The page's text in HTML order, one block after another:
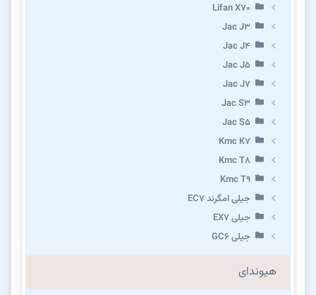
Lifan X70
Jac J3
Jac J4
Jac J5
Jac J7
Jac S3
Jac S5
Kmc K7
Kmc T8
Kmc T9
جیلی امگرند EC7
جیلی EX7
جیلی GC6
هیوندای